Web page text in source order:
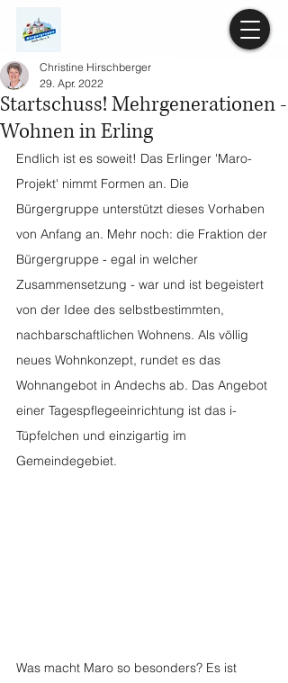
Startschuss! Mehrgenerationen -
Wohnen in Erling
Christine Hirschberger
29. Apr. 2022
Endlich ist es soweit! Das Erlinger 'Maro-
Projekt' nimmt Formen an. Die
Bürgergruppe unterstützt dieses Vorhaben
von Anfang an. Mehr noch: die Fraktion der
Bürgergruppe - egal in welcher
Zusammensetzung - war und ist begeistert
von der Idee des selbstbestimmten,
nachbarschaftlichen Wohnens. Als völlig
neues Wohnkonzept, rundet es das
Wohnangebot in Andechs ab. Das Angebot
einer Tagespflegeeinrichtung ist das i-
Tüpfelchen und einzigartig im
Gemeindegebiet.
Was macht Maro so besonders? Es ist